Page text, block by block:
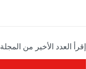
إقرأ العدد الأخير من المجلة